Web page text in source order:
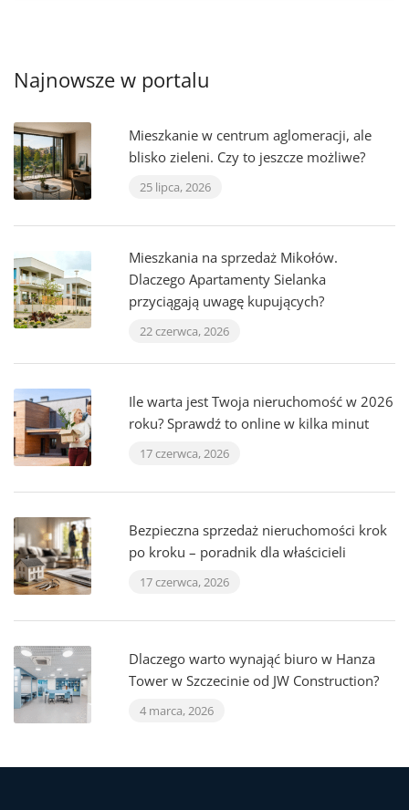
Najnowsze w portalu
Mieszkanie w centrum aglomeracji, ale
blisko zieleni. Czy to jeszcze możliwe?
25 lipca, 2026
Mieszkania na sprzedaż Mikołów.
Dlaczego Apartamenty Sielanka
przyciągają uwagę kupujących?
22 czerwca, 2026
Ile warta jest Twoja nieruchomość w 2026
roku? Sprawdź to online w kilka minut
17 czerwca, 2026
Bezpieczna sprzedaż nieruchomości krok
po kroku – poradnik dla właścicieli
17 czerwca, 2026
Dlaczego warto wynająć biuro w Hanza
Tower w Szczecinie od JW Construction?
4 marca, 2026